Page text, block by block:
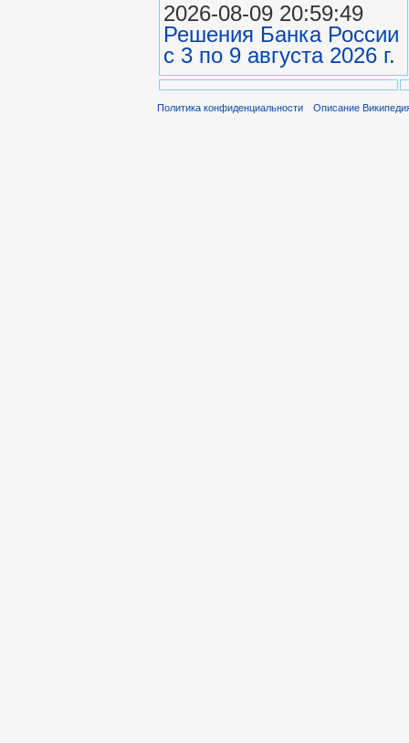
2026-08-09 20:59:49
Решения Банка России
с 3 по 9 августа 2026 г.
Политика конфиденциальности Описание